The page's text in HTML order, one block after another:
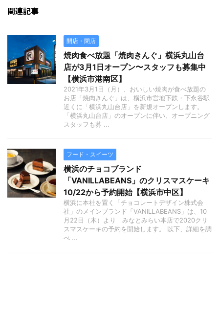
関連記事
開店・閉店
焼肉食べ放題「焼肉きんぐ」横浜丸山台
店が3月1日オープン〜スタッフも募集中
【横浜市港南区】
2021年3月1日（月）、おいしい焼肉が食べ放題の
お店「焼肉きんぐ」は、横浜市営地下鉄・下永谷駅
近くに「横浜丸山台店」を新規オープンします。
「横浜丸山台店」のオープンに伴い、オープニング
スタッフも募 ...
フード・スイーツ
横浜のチョコブランド
「VANILLABEANS」のクリスマスケーキ
10/22から予約開始【横浜市中区】
横浜に本社を置く「チョコレートデザイン株式会
社」のメインブランド「VANILLABEANS」は、10
月22日（木）より みなとみらい本店で2020クリ
スマスケーキの予約を開始します。 以下、詳細を調
べ ...